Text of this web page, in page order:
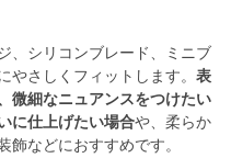
、シリコンブレード、ミニブ
やさしくフィットします。 表
微細なニュアンスをつけたい
に仕上げたい場合や、柔らか
飾などにおすすめです。